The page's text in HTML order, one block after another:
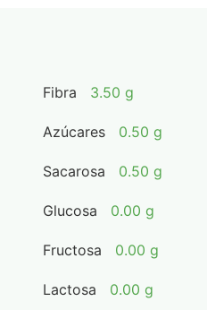
Fibra 3.50 g
Azúcares 0.50 g
Sacarosa 0.50 g
Glucosa 0.00 g
Fructosa 0.00 g
Lactosa 0.00 g